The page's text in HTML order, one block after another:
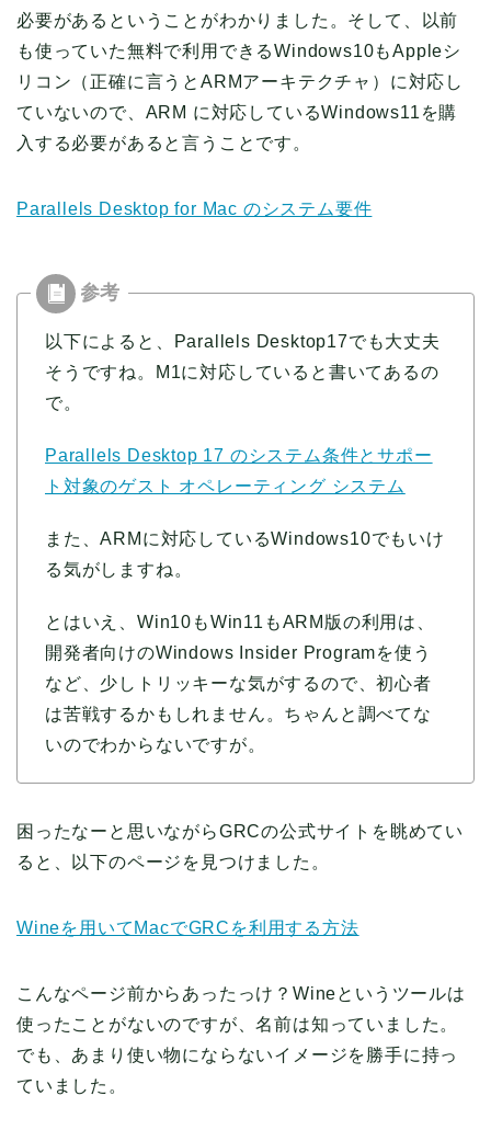
必要があるということがわかりました。そして、以前
も使っていた無料で利用できるWindows10もAppleシ
リコン（正確に言うとARMアーキテクチャ）に対応し
ていないので、ARM に対応しているWindows11を購
入する必要があると言うことです。
Parallels Desktop for Mac のシステム要件
以下によると、Parallels Desktop17でも大丈夫
そうですね。M1に対応していると書いてあるの
で。
Parallels Desktop 17 のシステム条件とサポー
ト対象のゲスト オペレーティング システム
また、ARMに対応しているWindows10でもいけ
る気がしますね。
とはいえ、Win10もWin11もARM版の利用は、
開発者向けのWindows Insider Programを使う
など、少しトリッキーな気がするので、初心者
は苦戦するかもしれません。ちゃんと調べてな
いのでわからないですが。
困ったなーと思いながらGRCの公式サイトを眺めてい
ると、以下のページを見つけました。
Wineを用いてMacでGRCを利用する方法
こんなページ前からあったっけ？Wineというツールは
使ったことがないのですが、名前は知っていました。
でも、あまり使い物にならないイメージを勝手に持っ
ていました。